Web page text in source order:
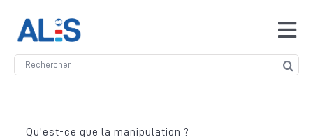
content
Search
Accueil
ALIS
Qu’est-ce que la manipulation ?